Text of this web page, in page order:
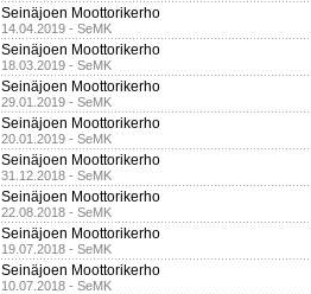
Seinäjoen Moottorikerho
14.04.2019 - SeMK
Seinäjoen Moottorikerho
18.03.2019 - SeMK
Seinäjoen Moottorikerho
29.01.2019 - SeMK
Seinäjoen Moottorikerho
20.01.2019 - SeMK
Seinäjoen Moottorikerho
31.12.2018 - SeMK
Seinäjoen Moottorikerho
22.08.2018 - SeMK
Seinäjoen Moottorikerho
19.07.2018 - SeMK
Seinäjoen Moottorikerho
10.07.2018 - SeMK